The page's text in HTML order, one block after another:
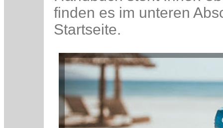
finden es im unteren
Startseite.